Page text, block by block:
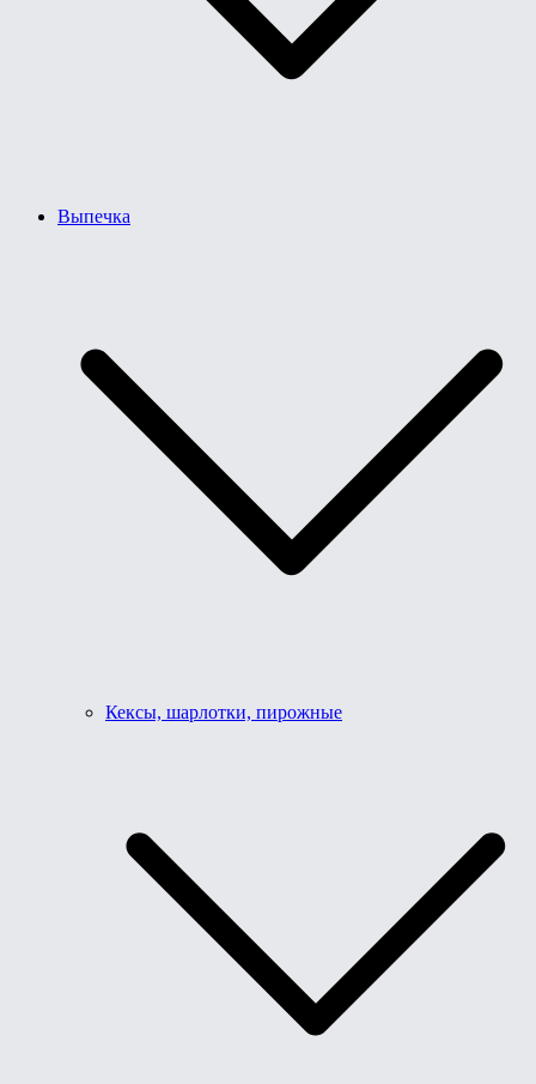
Выпечка
Кексы, шарлотки, пирожные